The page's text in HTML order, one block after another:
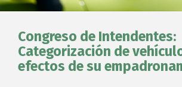
Congreso de Intendentes:
Categorización de
efectos de su